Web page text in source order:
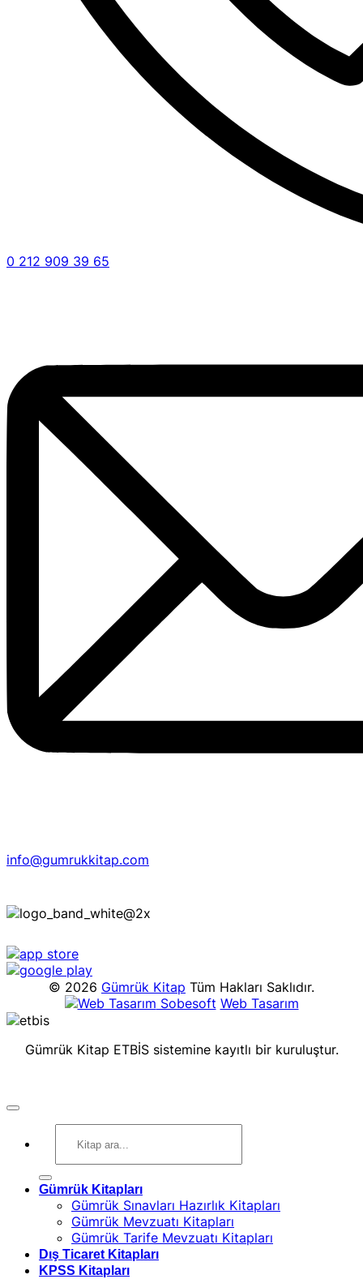
0 212 909 39 65
info@gumrukkitap.com
© 2026 Gümrük Kitap Tüm Hakları Saklıdır.
Sobesoft Web Tasarım
Gümrük Kitap ETBİS sistemine kayıtlı bir kuruluştur.
Gümrük Kitapları
Gümrük Sınavları Hazırlık Kitapları
Gümrük Mevzuatı Kitapları
Gümrük Tarife Mevzuatı Kitapları
Dış Ticaret Kitapları
KPSS Kitapları